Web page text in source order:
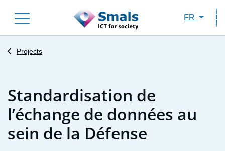
to
main
FR
Projects
Standardisation de
l’échange de données au
sein de la Défense